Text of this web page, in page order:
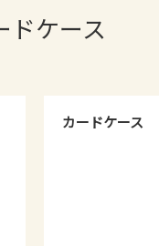
ドケース
カードケース